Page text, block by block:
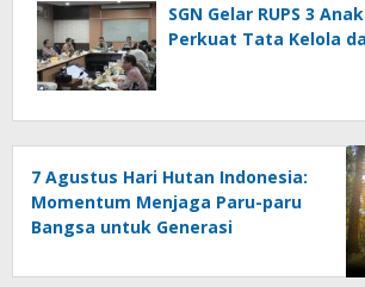
SGN Gelar RUPS 3
Perkuat Tata Kelola
7 Agustus Hari Hutan Indonesia:
Momentum Menjaga Paru-paru
Bangsa untuk Generasi